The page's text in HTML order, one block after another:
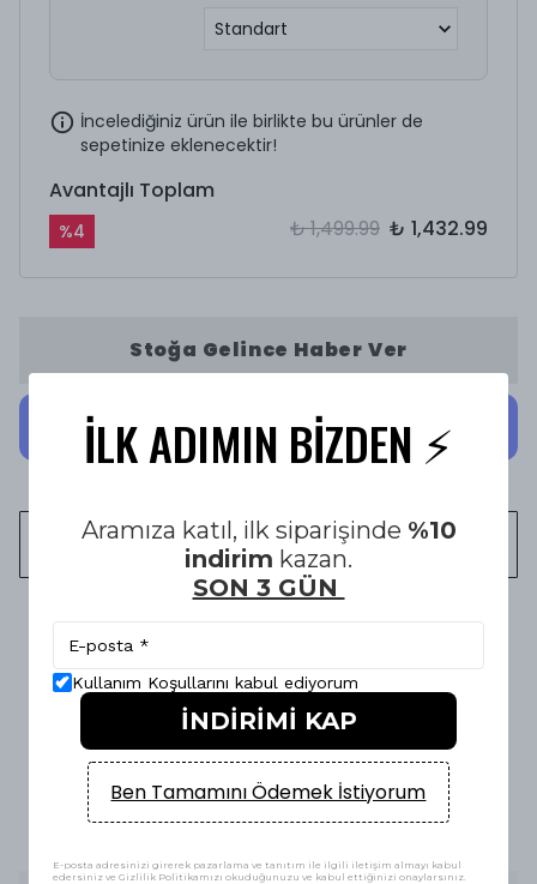
İncelediğiniz ürün ile birlikte bu ürünler de
sepetinize eklenecektir!
Avantajlı Toplam
%4 ₺ 1,499.99 ₺ 1,432.99
Stoğa Gelince Haber Ver
WHATSAPP
1500 TL üzeri Ücretsiz Kargo
14 Gün KOŞULSUZ İADE & DEĞİŞİM
İLK ADIMIN BİZDEN ⚡️
Aramıza katıl, ilk siparişinde %10
indirim kazan.
SON 3 GÜN
Kullanım Koşullarını kabul ediyorum
İNDİRİMİ KAP
Ben Tamamını Ödemek İstiyorum
E-posta adresinizi girerek pazarlama ve tanıtım ile ilgili iletişim almayı kabul
edersiniz ve Gizlilik Politikamızı okuduğunuzu ve kabul ettiğinizi onaylarsınız.